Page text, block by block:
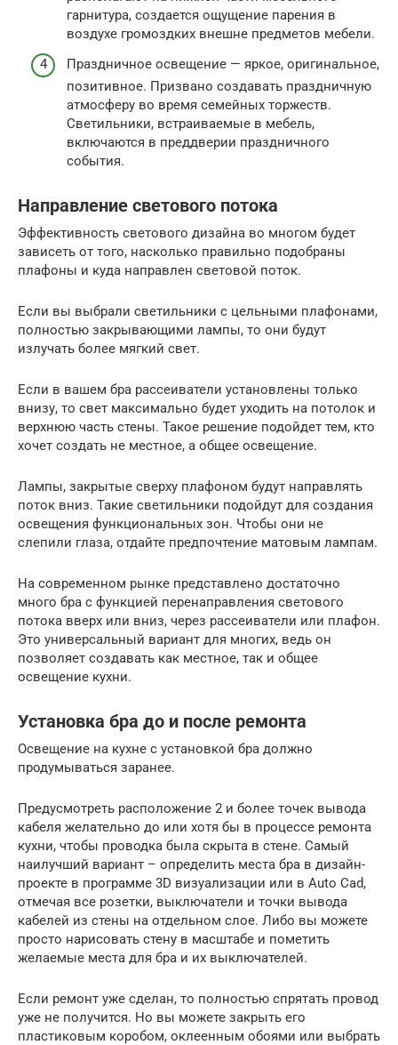
гарнитура, создается ощущение парения в
воздухе громоздких внешне предметов мебели.
Праздничное освещение — яркое, оригинальное,
позитивное. Призвано создавать праздничную
атмосферу во время семейных торжеств.
Светильники, встраиваемые в мебель,
включаются в преддверии праздничного
события.
Направление светового потока
Эффективность светового дизайна во многом будет
зависеть от того, насколько правильно подобраны
плафоны и куда направлен световой поток.
Если вы выбрали светильники с цельными плафонами,
полностью закрывающими лампы, то они будут
излучать более мягкий свет.
Если в вашем бра рассеиватели установлены только
внизу, то свет максимально будет уходить на потолок и
верхнюю часть стены. Такое решение подойдет тем, кто
хочет создать не местное, а общее освещение.
Лампы, закрытые сверху плафоном будут направлять
поток вниз. Такие светильники подойдут для создания
освещения функциональных зон. Чтобы они не
слепили глаза, отдайте предпочтение матовым лампам.
На современном рынке представлено достаточно
много бра с функцией перенаправления светового
потока вверх или вниз, через рассеиватели или плафон.
Это универсальный вариант для многих, ведь он
позволяет создавать как местное, так и общее
освещение кухни.
Установка бра до и после ремонта
Освещение на кухне с установкой бра должно
продумываться заранее.
Предусмотреть расположение 2 и более точек вывода
кабеля желательно до или хотя бы в процессе ремонта
кухни, чтобы проводка была скрыта в стене. Самый
наилучший вариант – определить места бра в дизайн-
проекте в программе 3D визуализации или в Auto Cad,
отмечая все розетки, выключатели и точки вывода
кабелей из стены на отдельном слое. Либо вы можете
просто нарисовать стену в масштабе и пометить
желаемые места для бра и их выключателей.
Если ремонт уже сделан, то полностью спрятать провод
уже не получится. Но вы можете закрыть его
пластиковым коробом, оклеенным обоями или выбрать